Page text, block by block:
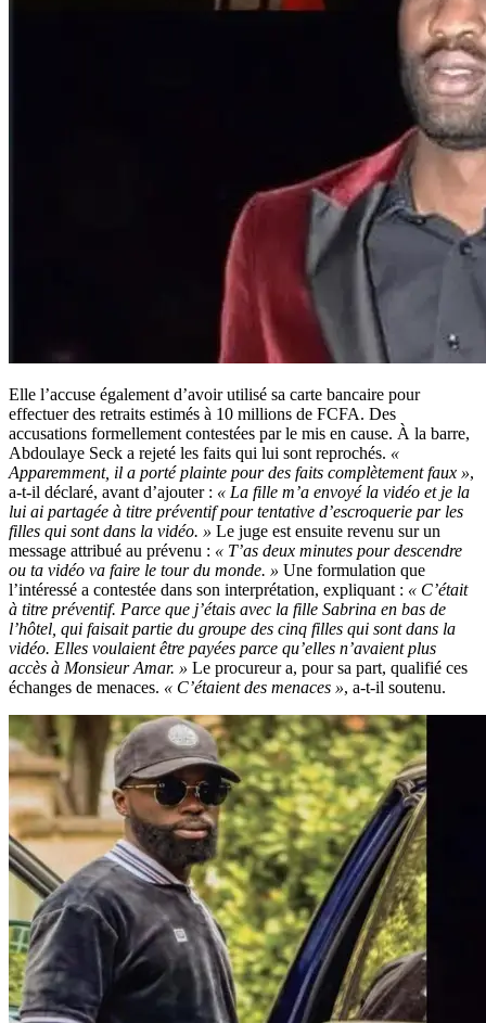
Elle l’accuse également d’avoir utilisé sa carte bancaire pour
effectuer des retraits estimés à 10 millions de FCFA. Des
accusations formellement contestées par le mis en cause. À la barre,
Abdoulaye Seck a rejeté les faits qui lui sont reprochés. «
Apparemment, il a porté plainte pour des faits complètement faux »,
a-t-il déclaré, avant d’ajouter : « La fille m’a envoyé la vidéo et je la
lui ai partagée à titre préventif pour tentative d’escroquerie par les
filles qui sont dans la vidéo. » Le juge est ensuite revenu sur un
message attribué au prévenu : « T’as deux minutes pour descendre
ou ta vidéo va faire le tour du monde. » Une formulation que
l’intéressé a contestée dans son interprétation, expliquant : « C’était
à titre préventif. Parce que j’étais avec la fille Sabrina en bas de
l’hôtel, qui faisait partie du groupe des cinq filles qui sont dans la
vidéo. Elles voulaient être payées parce qu’elles n’avaient plus
accès à Monsieur Amar. » Le procureur a, pour sa part, qualifié ces
échanges de menaces. « C’étaient des menaces », a-t-il soutenu.